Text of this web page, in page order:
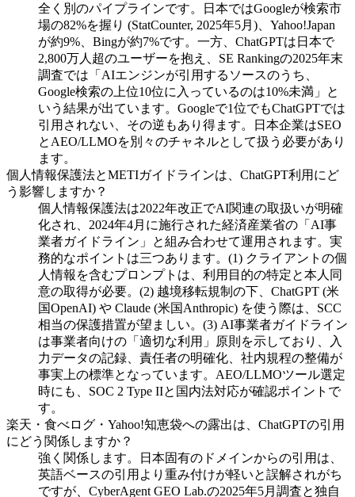
全く別のパイプラインです。日本ではGoogleが検索市
場の82%を握り (StatCounter, 2025年5月)、Yahoo!Japan
が約9%、Bingが約7%です。一方、ChatGPTは日本で
2,800万人超のユーザーを抱え、SE Rankingの2025年末
調査では「AIエンジンが引用するソースのうち、
Google検索の上位10位に入っているのは10%未満」と
いう結果が出ています。Googleで1位でもChatGPTでは
引用されない、その逆もあり得ます。日本企業はSEO
とAEO/LLMOを別々のチャネルとして扱う必要があり
ます。
個人情報保護法とMETIガイドラインは、ChatGPT利用にど
う影響しますか？
個人情報保護法は2022年改正でAI関連の取扱いが明確
化され、2024年4月に施行された経済産業省の「AI事
業者ガイドライン」と組み合わせて運用されます。実
務的なポイントは三つあります。(1) クライアントの個
人情報を含むプロンプトは、利用目的の特定と本人同
意の取得が必要。(2) 越境移転規制の下、ChatGPT (米
国OpenAI) や Claude (米国Anthropic) を使う際は、SCC
相当の保護措置が望ましい。(3) AI事業者ガイドライン
は事業者向けの「適切な利用」原則を示しており、入
力データの記録、責任者の明確化、社内規程の整備が
事実上の標準となっています。AEO/LLMOツール選定
時にも、SOC 2 Type IIと国内法対応が確認ポイントで
す。
楽天・食べログ・Yahoo!知恵袋への露出は、ChatGPTの引用
にどう関係しますか？
強く関係します。日本固有のドメインからの引用は、
英語ベースの引用より重み付けが軽いと誤解されがち
ですが、CyberAgent GEO Lab.の2025年5月調査と独自